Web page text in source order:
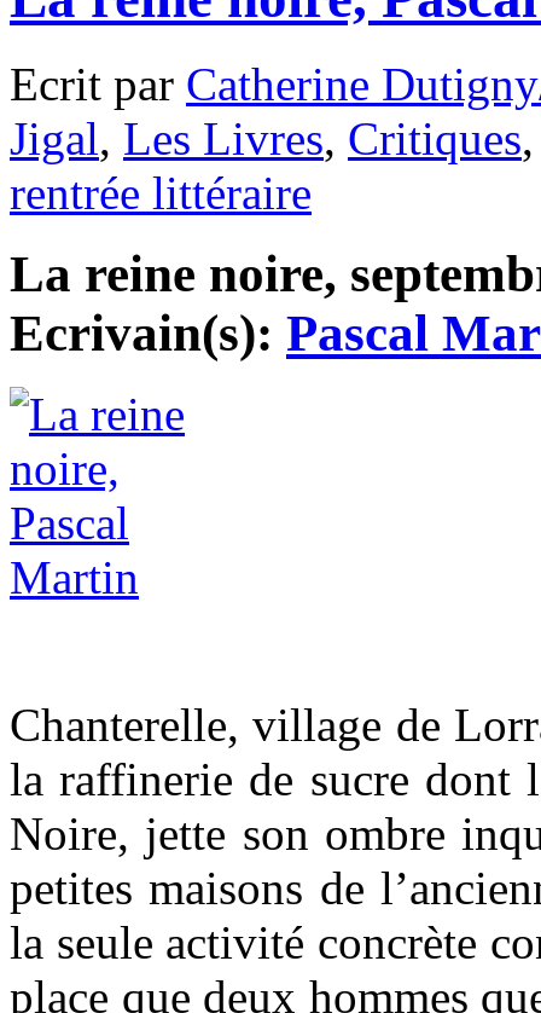
Ecrit par Catherine
Jigal, Les Livres, Critiques
rentrée littéraire
La reine noire,
Ecrivain(s): Pascal
Chanterelle, village de
la raffinerie de sucre dont
Noire, jette son ombre
petites maisons de
la seule activité concrète
place que deux hommes